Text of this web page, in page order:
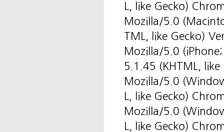
L, like Gecko)
Mozilla/5.0
TML, like Gecko)
Mozilla/5.0
5.1.45 (KHTML,
Mozilla/5.0
L, like Gecko)
Mozilla/5.0
L, like Gecko)